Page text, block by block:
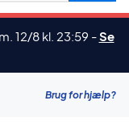
12/8 kl. 23:59 -Se
Brug for hjælp?